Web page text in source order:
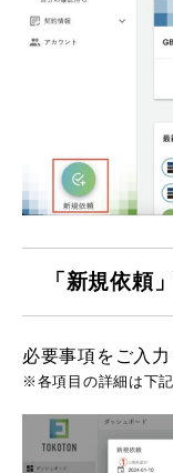
「新規依頼
必要事項をご入力
※各項目の詳細は下記